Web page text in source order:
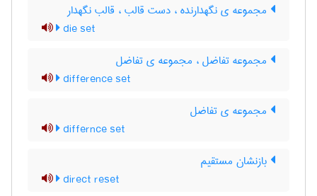
مجموعه ی نگهدارنده ، دست قالب ، قالب نگهدار
die set
مجموعه تفاضل ، مجموعه ی تفاضل
difference set
مجموعه ی تفاضل
differnce set
بازنشان مستقیم
direct reset